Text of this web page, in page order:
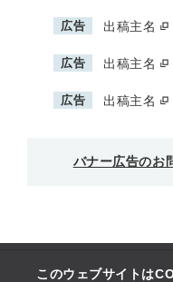
このウェブサイトは
広告 出稿主名
広告 出稿主名
広告 出稿主名
バナー広告のお